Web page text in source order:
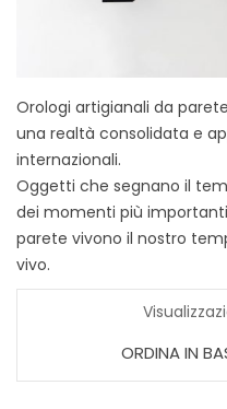
Orologi artigianali da
una realtà consolidata e
internazionali.
Oggetti che segnano il
dei momenti più
parete vivono il nostro
vivo.
ORDINA IN